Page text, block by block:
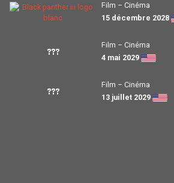
Film – Cinéma
15 décembre 2028
???
Film – Cinéma
4 mai 2029
???
Film – Cinéma
13 juillet 2029